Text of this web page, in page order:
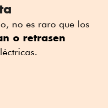
no es raro que los
o retrasen